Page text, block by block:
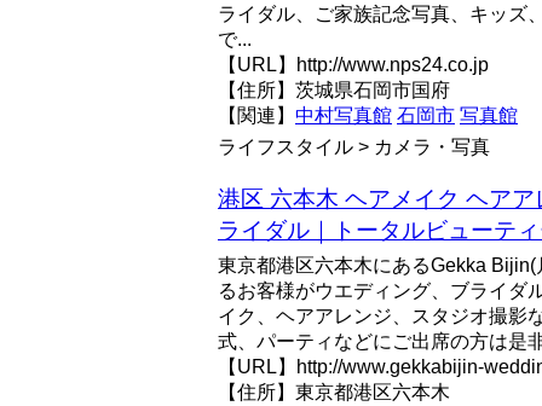
ライダル、ご家族記念写真、キッズ
で...
【URL】http://www.nps24.co.jp
【住所】茨城県石岡市国府
【関連】 中村写真館 石岡市 写真館
ライフスタイル > カメラ・写真
港区 六本木 ヘアメイク ヘア
ライダル｜トータルビューテ
東京都港区六本木にあるGekka
るお客様がウエディング、ブライダ
イク、ヘアアレンジ、スタジオ撮影
式、パーティなどにご出席の方は是
【URL】http://www.gekkabijin-
【住所】東京都港区六本木